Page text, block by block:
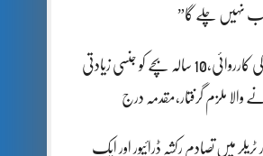
نہیں چلے گا”
جہلم پولیس کی کارروائی،10 سالہ بچے کو جنسی زیادتی
والا ملزم گرفتار،مقدمہ درج
ٹریلر میں تصادم رکشہ ڈرائیور اور ایک